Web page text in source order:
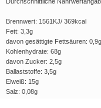
Brennwert: 1561KJ/ 369kcal
Fett: 3,3g
davon gesättigte Fettsäuren: 0,9g
Kohlenhydrate: 68g
davon Zucker: 2,5g
Ballaststoffe: 3,5g
Eiweiß: 15g
Salz: 0,08g